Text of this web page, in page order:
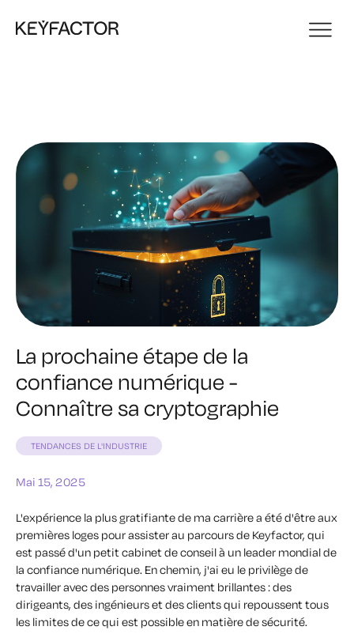
La prochaine étape de la
confiance numérique -
Connaître sa cryptographie
TENDANCES DE L'INDUSTRIE
Mai 15, 2025
L'expérience la plus gratifiante de ma carrière a été d'être aux
premières loges pour assister au parcours de Keyfactor, qui
est passé d'un petit cabinet de conseil à un leader mondial de
la confiance numérique. En chemin, j'ai eu le privilège de
travailler avec des personnes vraiment brillantes : des
dirigeants, des ingénieurs et des clients qui repoussent tous
les limites de ce qui est possible en matière de sécurité.